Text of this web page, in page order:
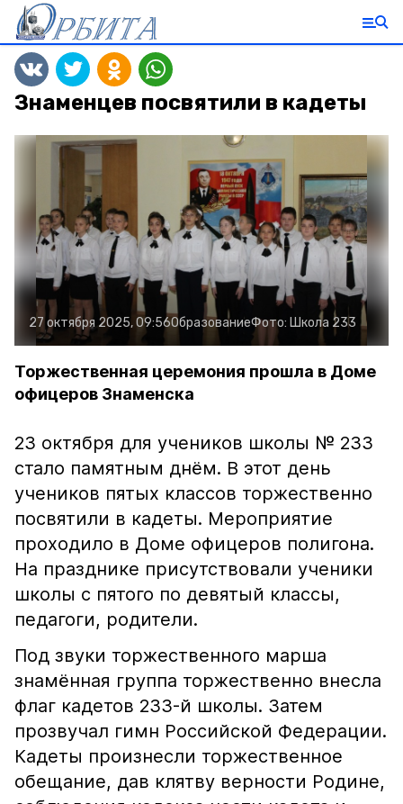
Знаменцев посвятили в кадеты
27 октября 2025, 09:56ОбразованиеФото: Школа 233
Торжественная церемония прошла в Доме
офицеров Знаменска
23 октября для учеников школы № 233
стало памятным днём. В этот день
учеников пятых классов торжественно
посвятили в кадеты. Мероприятие
проходило в Доме офицеров полигона.
На празднике присутствовали ученики
школы с пятого по девятый классы,
педагоги, родители.
Под звуки торжественного марша
знамённая группа торжественно внесла
флаг кадетов 233-й школы. Затем
прозвучал гимн Российской Федерации.
Кадеты произнесли торжественное
обещание, дав клятву верности Родине,